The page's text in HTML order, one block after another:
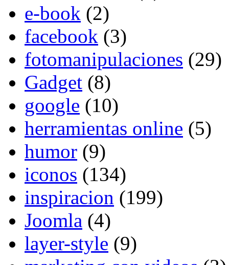
e-book (2)
facebook (3)
fotomanipulaciones (29)
Gadget (8)
google (10)
herramientas online (5)
humor (9)
iconos (134)
inspiracion (199)
Joomla (4)
layer-style (9)